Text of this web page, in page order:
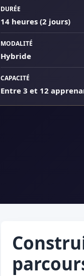
DURÉE
14 heures (2 jours)
MODALITÉ
Hybride
CAPACITÉ
Entre 3 et 12